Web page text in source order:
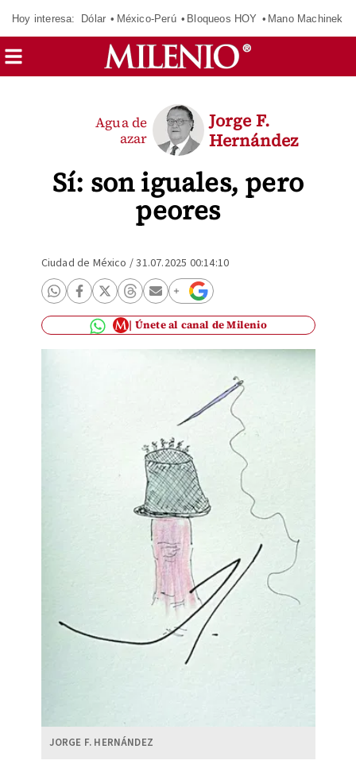
Hoy interesa: Dólar México-Perú Bloqueos HOY Mano Machinek
Sí: son iguales, pero
peores
Agua de
azar
Jorge F.
Hernández
Ciudad de México /31.07.2025 00:14:10
Únete al canal de Milenio
JORGE F. HERNÁNDEZ